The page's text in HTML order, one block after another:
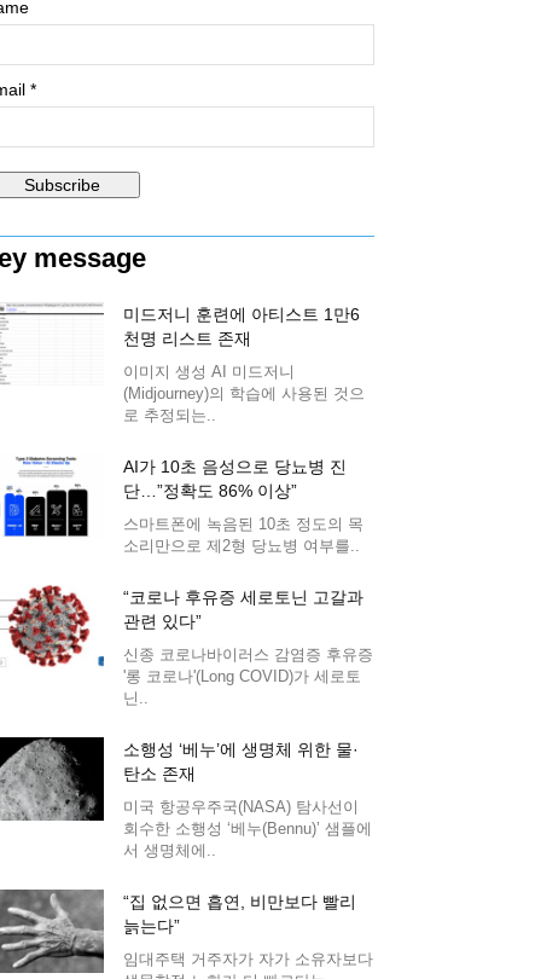
*
message
미드저니 훈련에 아티스트 1만6
천명 리스트 존재
이미지 생성 AI 미드저니
(Midjourney)의 학습에 사용된 것으
로 추정되는..
AI가 10초 음성으로 당뇨병 진
단…”정확도 86% 이상”
스마트폰에 녹음된 10초 정도의 목
소리만으로 제2형 당뇨병 여부를..
“코로나 후유증 세로토닌 고갈과
관련 있다”
신종 코로나바이러스 감염증 후유증
'롱 코로나'(Long COVID)가 세로토
닌..
소행성 ‘베누’에 생명체 위한 물·
탄소 존재
미국 항공우주국(NASA) 탐사선이
회수한 소행성 ‘베누(Bennu)’ 샘플에
서 생명체에..
“집 없으면 흡연, 비만보다 빨리
늙는다”
임대주택 거주자가 자가 소유자보다